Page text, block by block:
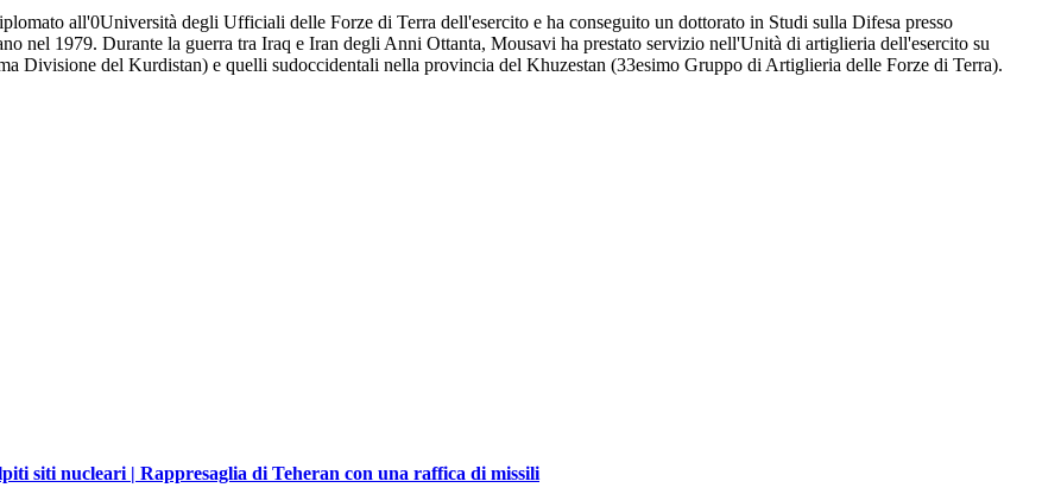
all'0Università degli Ufficiali delle Forze di Terra dell'esercito e ha conseguito un dottorato in Studi sulla Difesa presso
nel 1979. Durante la guerra tra Iraq e Iran degli Anni Ottanta, Mousavi ha prestato servizio nell'Unità di artiglieria dell'esercito su
Divisione del Kurdistan) e quelli sudoccidentali nella provincia del Khuzestan (33esimo Gruppo di Artiglieria delle Forze di Terra).
siti nucleari | Rappresaglia di Teheran con una raffica di missili